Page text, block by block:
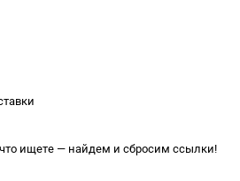
ищете — найдем и сбросим ссылки!